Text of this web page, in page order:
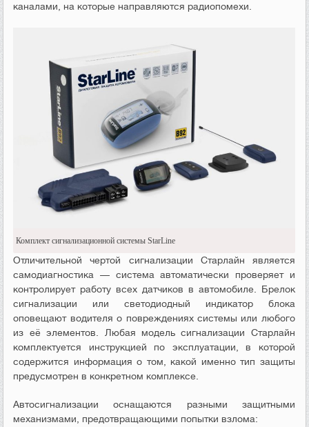
каналами, на которые направляются радиопомехи.
Комплект сигнализационной системы StarLine
Отличительной чертой сигнализации Старлайн является
самодиагностика — система автоматически проверяет и
контролирует работу всех датчиков в автомобиле. Брелок
сигнализации или светодиодный индикатор блока
оповещают водителя о повреждениях системы или любого
из её элементов. Любая модель сигнализации Старлайн
комплектуется инструкцией по эксплуатации, в которой
содержится информация о том, какой именно тип защиты
предусмотрен в конкретном комплексе.
Автосигнализации оснащаются разными защитными
механизмами, предотвращающими попытки взлома: